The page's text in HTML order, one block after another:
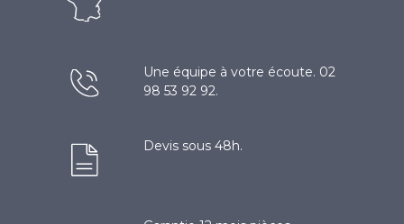
Une équipe à votre écoute. 02
98 53 92 92.
Devis sous 48h.